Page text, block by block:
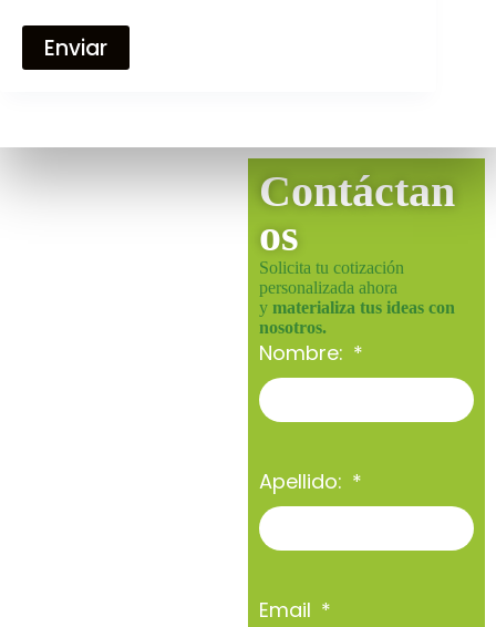
Enviar
Contáctan
os
Solicita tu cotización
personalizada ahora
y materializa tus ideas con
nosotros.
Nombre:
Apellido:
Email